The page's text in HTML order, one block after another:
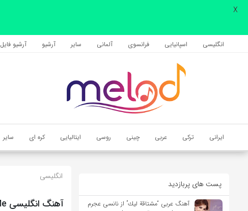
انگلیسی اسپانیایی فرانسوی آلمانی سایر آرشیو آرشیو فایل‌‎ها
ایرانی ترکی عربی چینی روسی ایتالیایی کره ای سایر
اشتراک گذاری
با استفاده از روش‌های زیر می‌توانید این صفحه را با دوستان خود به
کپی لینک
پست های پربازدید
آهنگ عربی “مشتاقة لیك” از نانسی عجرم
انگلیسی
آهنگ انگلیسی Experiment On Me از Halsey به همراه متن و ترجمه مجزا
X